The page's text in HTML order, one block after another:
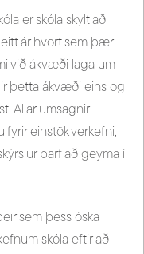
er skóla skylt að
ár hvort sem þær
við ákvæði laga um
þetta ákvæði eins og
Allar umsagnir
fyrir einstök verkefni,
þarf að geyma í
sem þess óska
skóla eftir að